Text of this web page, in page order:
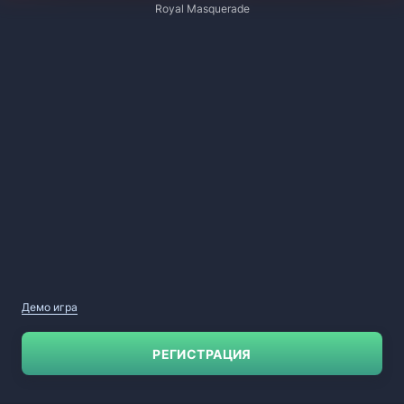
Royal Masquerade
Демо игра
РЕГИСТРАЦИЯ